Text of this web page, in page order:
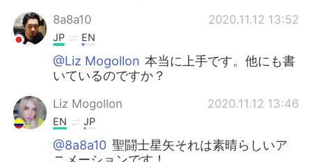
8a8a10 2020.11.12 13:52
JP EN
@Liz Mogollon 本当に上手です。他にも書
いているのですか？
Liz Mogollon 2020.11.12 13:46
EN JP
@8a8a10 聖闘士星矢それは素晴らしいア